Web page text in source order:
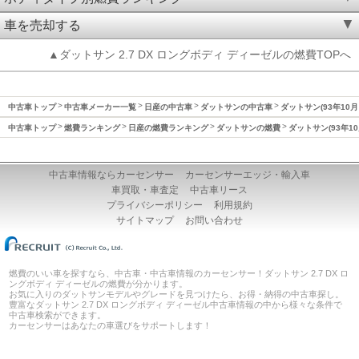
車を売却する
▲ダットサン 2.7 DX ロングボディ ディーゼルの燃費TOPへ
中古車トップ 中古車メーカー一覧 日産の中古車 ダットサンの中古車 ダットサン(93年10
中古車トップ 燃費ランキング 日産の燃費ランキング ダットサンの燃費 ダットサン(93年
中古車情報ならカーセンサー
カーセンサーエッジ・輸入車
車買取・車査定
中古車リース
プライバシーポリシー
利用規約
サイトマップ
お問い合わせ
燃費のいい車を探すなら、中古車・中古車情報のカーセンサー！ダットサン 2.7 DX ロ
ングボディ ディーゼルの燃費が分かります。
お気に入りのダットサンモデルやグレードを見つけたら、お得・納得の中古車探し。
豊富なダットサン 2.7 DX ロングボディ ディーゼル中古車情報の中から様々な条件で
中古車検索ができます。
カーセンサーはあなたの車選びをサポートします！